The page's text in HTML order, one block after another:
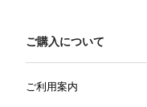
ご購入について
ご利用案内